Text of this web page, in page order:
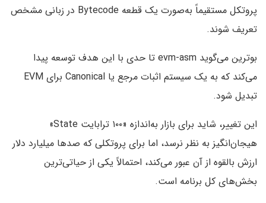
پروتکل مستقیماً به‌صورت یک قطعه Bytecode در زبانی مشخص
تعریف شوند.
بوترین می‌گوید evm-asm تا حدی با این هدف توسعه پیدا
می‌کند که به یک سیستم اثبات مرجع یا Canonical برای EVM
تبدیل شود.
این تغییر، شاید برای بازار به‌اندازه «۱۰۰ ترابایت State»
هیجان‌انگیز به نظر نرسد، اما برای پروتکلی که صدها میلیارد دلار
ارزش بالقوه از آن عبور می‌کند، احتمالاً یکی از حیاتی‌ترین
بخش‌های کل برنامه است.